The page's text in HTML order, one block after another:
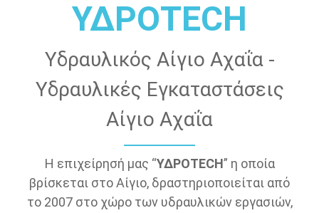
ΥΔΡΟTECH
Υδραυλικός Αίγιο Αχαΐα -
Υδραυλικές Εγκαταστάσεις
Αίγιο Αχαΐα
Η επιχείρησή μας “ΥΔΡΟTECH” η οποία
βρίσκεται στο Αίγιο, δραστηριοποιείται από
το 2007 στο χώρο των υδραυλικών εργασιών,